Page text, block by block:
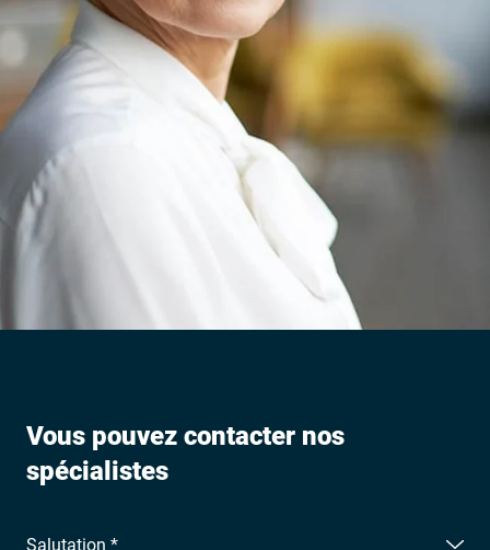
Vous pouvez contacter nos
spécialistes
Salutation *